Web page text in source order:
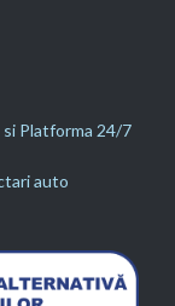
Platforma 24/7
auto